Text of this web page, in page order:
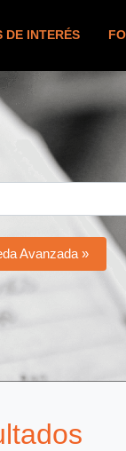
DE INTERÉS
Avanzada »